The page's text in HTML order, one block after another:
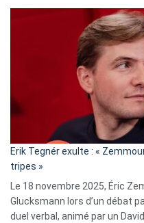
Erik Tegnér exulte : «
tripes »
Le 18 novembre 2025, Éric
Glucksmann lors d’un débat
duel verbal, animé par un